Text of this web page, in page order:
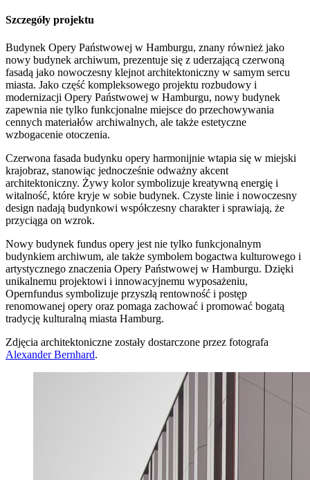
Szczegóły projektu
Budynek Opery Państwowej w Hamburgu, znany również jako
nowy budynek archiwum, prezentuje się z uderzającą czerwoną
fasadą jako nowoczesny klejnot architektoniczny w samym sercu
miasta. Jako część kompleksowego projektu rozbudowy i
modernizacji Opery Państwowej w Hamburgu, nowy budynek
zapewnia nie tylko funkcjonalne miejsce do przechowywania
cennych materiałów archiwalnych, ale także estetyczne
wzbogacenie otoczenia.
Czerwona fasada budynku opery harmonijnie wtapia się w miejski
krajobraz, stanowiąc jednocześnie odważny akcent
architektoniczny. Żywy kolor symbolizuje kreatywną energię i
witalność, które kryje w sobie budynek. Czyste linie i nowoczesny
design nadają budynkowi współczesny charakter i sprawiają, że
przyciąga on wzrok.
Nowy budynek fundus opery jest nie tylko funkcjonalnym
budynkiem archiwum, ale także symbolem bogactwa kulturowego i
artystycznego znaczenia Opery Państwowej w Hamburgu. Dzięki
unikalnemu projektowi i innowacyjnemu wyposażeniu,
Opernfundus symbolizuje przyszłą rentowność i postęp
renomowanej opery oraz pomaga zachować i promować bogatą
tradycję kulturalną miasta Hamburg.
Zdjęcia architektoniczne zostały dostarczone przez fotografa
Alexander Bernhard.